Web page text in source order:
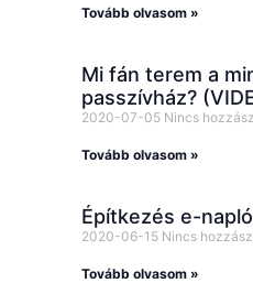
Tovább olvasom »
Mi fán terem a
passzívház?
2020-07-05 Nincs
Tovább olvasom »
Építkezés e-
2020-06-15 Nincs
Tovább olvasom »